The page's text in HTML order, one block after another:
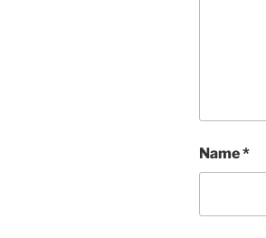
Name*